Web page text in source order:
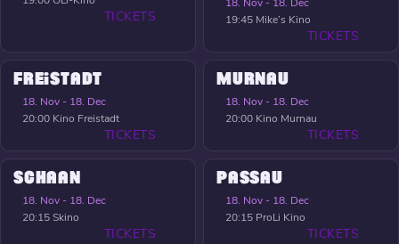
TICKETS
18. Nov - 18. Dec
19:45 Mike’s Kino
TICKETS
FREISTADT
18. Nov - 18. Dec
20:00 Kino Freistadt
TICKETS
MURNAU
18. Nov - 18. Dec
20:00 Kino Murnau
TICKETS
SCHAAN
18. Nov - 18. Dec
20:15Skino
TICKETS
PASSAU
18. Nov - 18. Dec
20:15 ProLi Kino
TICKETS